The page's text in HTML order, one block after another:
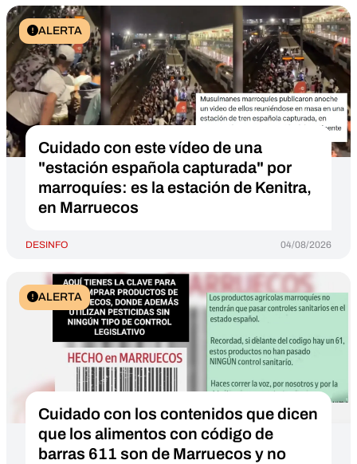
ALERTA
Cuidado con este vídeo de una
"estación española capturada" por
marroquíes: es la estación de Kenitra,
en Marruecos
DESINFO 04/08/2026
ALERTA
Cuidado con los contenidos que dicen
que los alimentos con código de
barras 611 son de Marruecos y no